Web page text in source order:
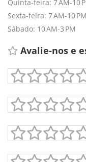
Quinta-feira: 7 AM-10
Sexta-feira: 7 AM-10 PM
Sábado: 10 AM-3 PM
Avalie-nos e